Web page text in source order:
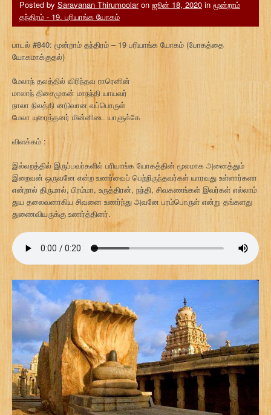
Posted by Saravanan Thirumoolaron ஜூன் 18, 2020 in மூன்றாம்
தந்திரம் - 19. பரியாங்க யோகம்
பாடல் #840: மூன்றாம் தந்திரம் – 19 பரியாங்க யோகம் (போகத்தை
யோகமாக்குதல்)
மேலாந் தலத்தில் விரிந்தவ ராரெனின்
மாலாந் திசைமுகன் மாநந்தி யாயவர்
நாலா நிலத்தி னடுவான வப்பொருள்
மேலா யுரைத்தனர் மின்னிடை யாளுக்கே
விளக்கம் :
இல்லறத்தில் இருப்பவர்களில் பரியாங்க யோகத்தின் மூலமாக அனைத்தும்
இறைவன் ஒருவனே என்ற உணர்வைப் பெற்றிருந்தவர்கள் யாரவது உள்ளார்களா
என்றால் திருமால், பிரம்மா, உருத்திரன், நந்தி, சிவகணங்கள் இவர்கள் எல்லாம்
துய தலைவனாகிய சிவனை உணர்ந்து அவனே பரம்பொருள் என்று தங்களது
துணைவியருக்கு உணர்த்தினர்.